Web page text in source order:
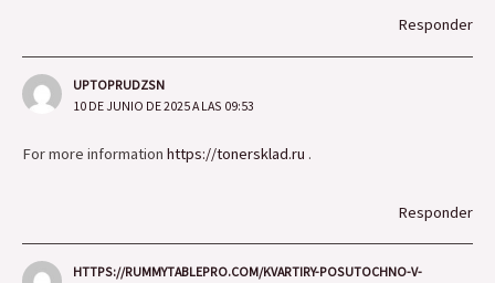
Responder
UPTOPRUDZSN
10 DE JUNIO DE 2025 A LAS 09:53
For more information https://tonersklad.ru .
Responder
HTTPS://RUMMYTABLEPRO.COM/KVARTIRY-POSUTOCHNO-V-